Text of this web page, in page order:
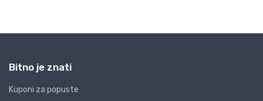
Bitno je znati
Kuponi za popuste